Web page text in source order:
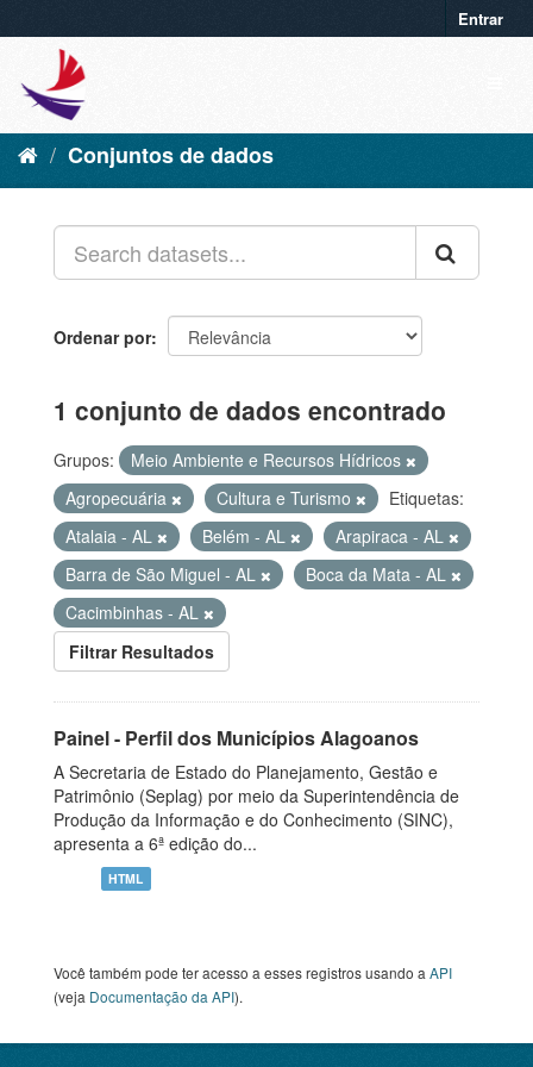
Entrar
Conjuntos de dados
Ordenar por
1 conjunto de dados encontrado
Grupos:
Meio Ambiente e Recursos Hídricos
Agropecuária
Cultura e Turismo
Etiquetas:
Atalaia - AL
Belém - AL
Arapiraca - AL
Barra de São Miguel - AL
Boca da Mata - AL
Cacimbinhas - AL
Filtrar Resultados
Painel - Perfil dos Municípios Alagoanos
A Secretaria de Estado do Planejamento, Gestão e
Patrimônio (Seplag) por meio da Superintendência de
Produção da Informação e do Conhecimento (SINC),
apresenta a 6ª edição do...
HTML
Você também pode ter acesso a esses registros usando a API
(veja Documentação da API).